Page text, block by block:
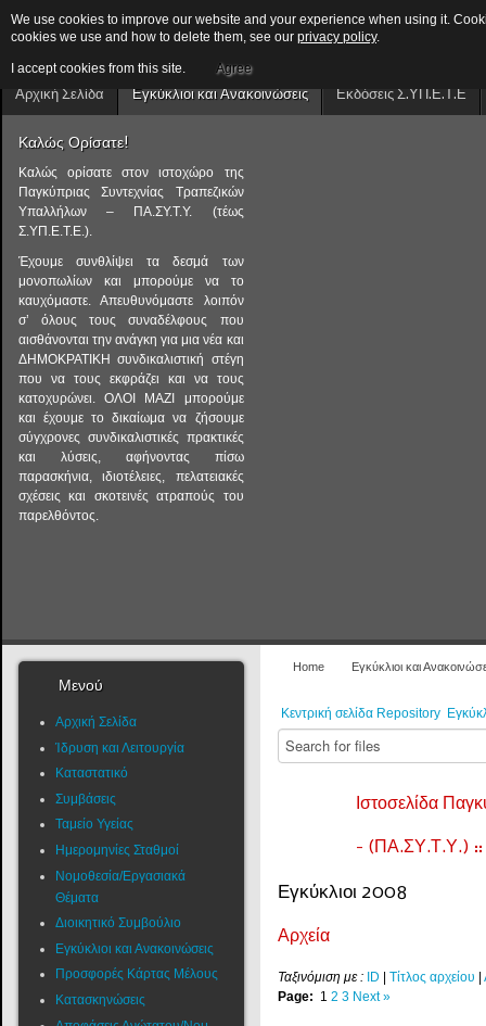
Αρχική Σελίδα Εγκύκλιοι και Ανακοινώσεις Εκδόσεις Σ.ΥΠ.Ε.Τ.Ε
Καλώς Ορίσατε!
Καλώς ορίσατε στον ιστοχώρο της
Παγκύπριας Συντεχνίας Τραπεζικών
Υπαλλήλων – ΠΑ.ΣΥ.Τ.Υ. (τέως
Σ.ΥΠ.Ε.Τ.Ε.).
Έχουμε συνθλίψει τα δεσμά των
μονοπωλίων και μπορούμε να το
καυχόμαστε. Απευθυνόμαστε λοιπόν
σ’ όλους τους συναδέλφους που
αισθάνονται την ανάγκη για μια νέα και
ΔΗΜΟΚΡΑΤΙΚΗ συνδικαλιστική στέγη
που να τους εκφράζει και να τους
κατοχυρώνει. ΟΛΟΙ ΜΑΖΙ μπορούμε
και έχουμε το δικαίωμα να ζήσουμε
σύγχρονες συνδικαλιστικές πρακτικές
και λύσεις, αφήνοντας πίσω
παρασκήνια, ιδιοτέλειες, πελατειακές
σχέσεις και σκοτεινές ατραπούς του
παρελθόντος.
Home Εγκύκλιοι και
Κεντρική σελίδα Repository
Ιστοσελίδα
- (ΠΑ.ΣΥ.Τ.Υ.) ::
Εγκύκλιοι 2008
Αρχεία
Ταξινόμιση με : ID | Τίτλος αρχείου |
Page: 1 2 3 Next »
Μενού
Αρχική Σελίδα
Ίδρυση και Λειτουργία
Καταστατικό
Συμβάσεις
Ταμείο Υγείας
Ημερομηνίες Σταθμοί
Νομοθεσία/Εργασιακά
Θέματα
Διοικητικό Συμβούλιο
Εγκύκλιοι και Ανακοινώσεις
Προσφορές Κάρτας Μέλους
Κατασκηνώσεις
We use cookies to improve our website and your experience when using it.
cookies we use and how to delete them, see our privacy policy.
I accept cookies from this site. Agree